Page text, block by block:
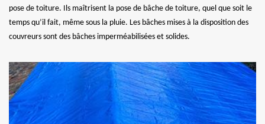
pose de toiture. Ils maîtrisent la pose de bâche de toiture, quel que soit le
temps qu’il fait, même sous la pluie. Les bâches mises à la disposition des
couvreurs sont des bâches imperméabilisées et solides.